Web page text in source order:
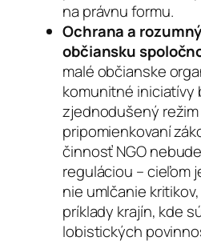
na právnu formu.
Ochrana a
občiansku
malé občianske
komunitné iniciatívy
zjednodušený režim
pripomienkovaní
činnosť NGO
reguláciou – cieľom
nie umlčanie
príklady krajín, kde
lobistických